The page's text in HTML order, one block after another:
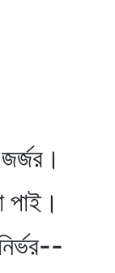
পাই।